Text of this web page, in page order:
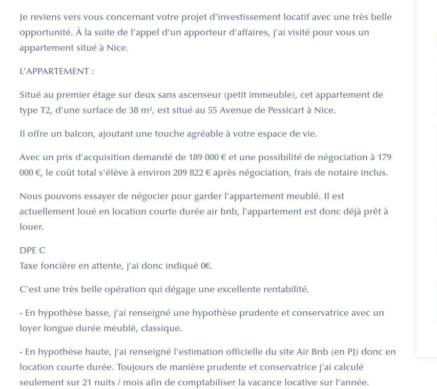
Je reviens vers vous concernant votre projet d’investissement locatif avec une très belle
opportunité. À la suite de l’appel d’un apporteur d'affaires, j'ai visité pour vous un
appartement situé à Nice.
L’APPARTEMENT :
Situé au premier étage sur deux sans ascenseur (petit immeuble), cet appartement de
type T2, d'une surface de 38 m², est situé au 55 Avenue de Pessicart à Nice.
Il offre un balcon, ajoutant une touche agréable à votre espace de vie.
Avec un prix d'acquisition demandé de 189 000 € et une possibilité de négociation à 179
000 €, le coût total s'élève à environ 209 822 € après négociation, frais de notaire inclus.
Nous pouvons essayer de négocier pour garder l'appartement meublé. Il est
actuellement loué en location courte durée air bnb, l'appartement est donc déjà prêt à
louer.
DPE C
Taxe foncière en attente, j'ai donc indiqué 0€.
C’est une très belle opération qui dégage une excellente rentabilité.
- En hypothèse basse, j’ai renseigné une hypothèse prudente et conservatrice avec un
loyer longue durée meublé, classique.
- En hypothèse haute, j'ai renseigné l'estimation officielle du site Air Bnb (en PJ) donc en
location courte durée. Toujours de manière prudente et conservatrice j'ai calculé
seulement sur 21 nuits / mois afin de comptabiliser la vacance locative sur l'année.